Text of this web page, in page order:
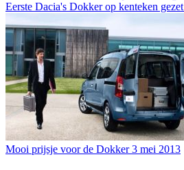
Eerste Dacia's Dokker op kenteken gezet
Mooi prijsje voor de Dokker 3 mei 2013